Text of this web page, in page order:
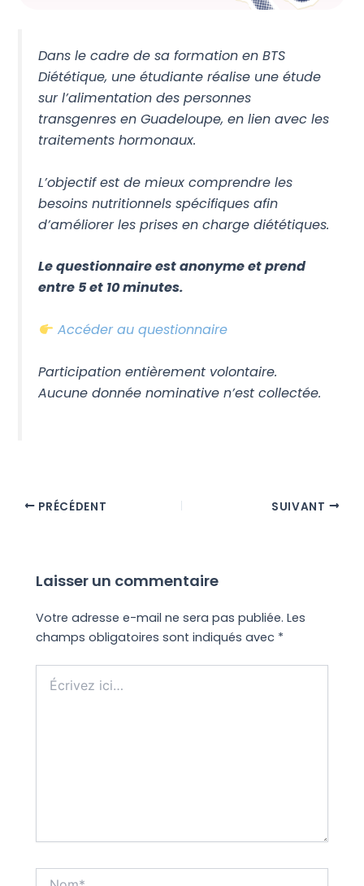
Dans le cadre de sa formation en BTS
Diététique, une étudiante réalise une étude
sur l’alimentation des personnes
transgenres en Guadeloupe, en lien avec les
traitements hormonaux.
L’objectif est de mieux comprendre les
besoins nutritionnels spécifiques afin
d’améliorer les prises en charge diététiques.
Le questionnaire est anonyme et prend
entre 5 et 10 minutes.
Accéder au questionnaire
Participation entièrement volontaire.
Aucune donnée nominative n’est collectée.
PRÉCÉDENT SUIVANT
Laisser un commentaire
Votre adresse e-mail ne sera pas publiée. Les
champs obligatoires sont indiqués avec *
ici…